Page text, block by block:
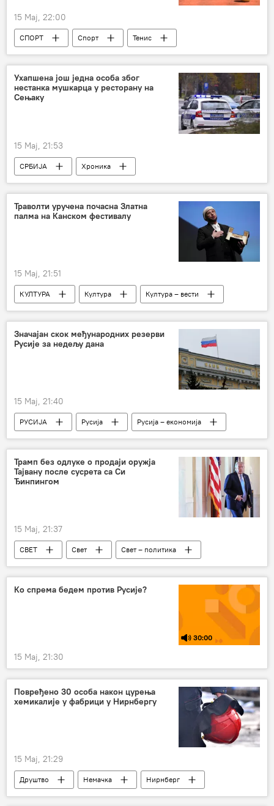
15 Мај, 22:00
СПОРТ Спорт Тенис
Ухапшена још једна особа због
нестанка мушкарца у ресторану на
Сењаку
15 Мај, 21:53
СРБИЈА
Хроника
Србија – хроника
Траволти уручена почасна Златна
палма на Канском фестивалу
15 Мај, 21:51
КУЛТУРА Култура Култура – вести
Значајан скок међународних резерви
Русије за недељу дана
15 Мај, 21:40
РУСИЈА Русија
Русија – економија
резерве
раст
Трамп без одлуке о продаји оружја
Тајвану после сусрета са Си
Ђинпингом
15 Мај, 21:37
СВЕТ Свет
Свет – политика
Америка
Доналд Трамп
Ко спрема бедем против Русије?
30:00
15 Мај, 21:30
Повређено 30 особа након цурења
хемикалије у фабрици у Нирнбергу
15 Мај, 21:29
Друштво Немачка
Нирнберг
хемикалије
цурење СВЕТ